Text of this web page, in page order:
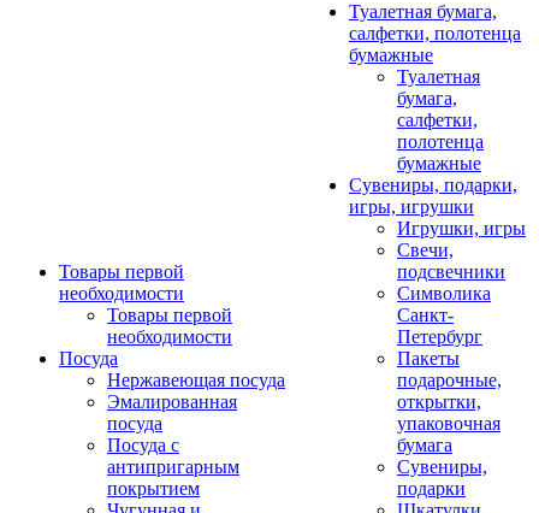
Товары первой
необходимости
Товары первой
необходимости
Посуда
Нержавеющая посуда
Эмалированная
посуда
Посуда с
антипригарным
покрытием
Туалетная бумага,
салфетки, полотенца
бумажные
Туалетная
бумага,
салфетки,
полотенца
бумажные
Сувениры, подарки,
игры, игрушки
Игрушки, игры
Свечи,
подсвечники
Символика
Санкт-
Петербург
Пакеты
подарочные,
открытки,
упаковочная
бумага
Сувениры,
подарки